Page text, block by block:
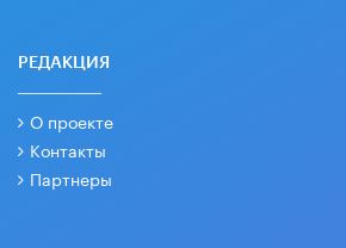
РЕДАКЦИЯ
О проекте
Контакты
Партнеры